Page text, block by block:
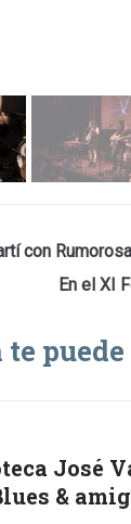
con
En el XI
José
&